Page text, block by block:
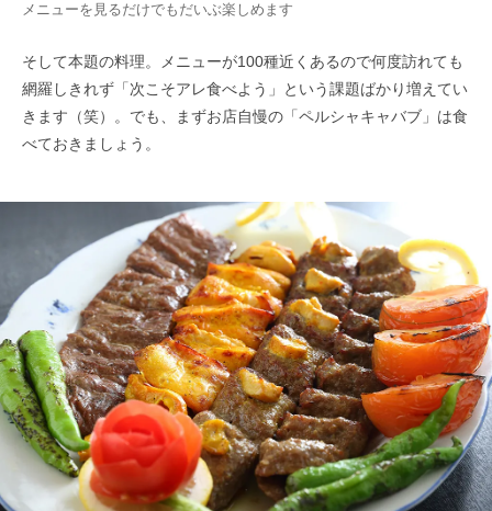
メニューを見るだけでもだいぶ楽しめます
そして本題の料理。メニューが100種近くあるので何度訪れても
網羅しきれず「次こそアレ食べよう」という課題ばかり増えてい
きます（笑）。でも、まずお店自慢の「ペルシャキャバブ」は食
べておきましょう。